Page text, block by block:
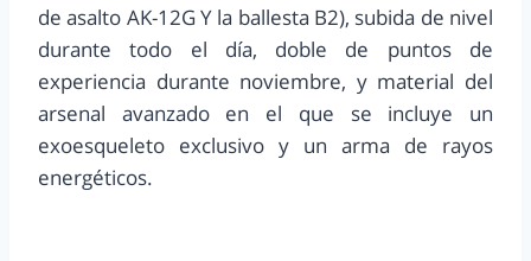
de asalto AK-12G Y la ballesta B2), subida de nivel
durante todo el día, doble de puntos de
experiencia durante noviembre, y material del
arsenal avanzado en el que se incluye un
exoesqueleto exclusivo y un arma de rayos
energéticos.